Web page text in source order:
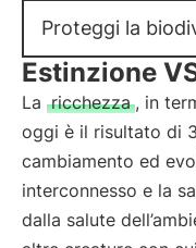
Proteggi la
Estinzione
La ricchezza , in
oggi è il risultato di
cambiamento ed
interconnesso e la
dalla salute